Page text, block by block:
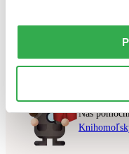
v predpredaji
Skúste prosím zmeniť
Chcete
Náš